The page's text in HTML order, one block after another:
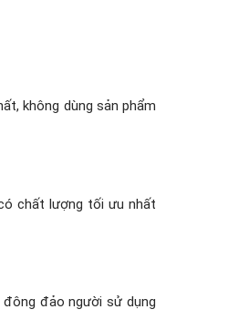
không dùng sản phẩm
chất lượng tối ưu nhất
đảo người sử dụng